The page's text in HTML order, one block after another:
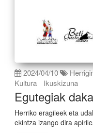
2024/04/10
Kultura
Ikuskizuna
Egutegiak
Herriko eragileek eta
ekintza izango dira